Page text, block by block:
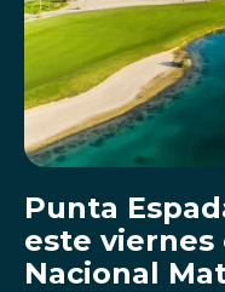
Punta
este viernes
Nacional